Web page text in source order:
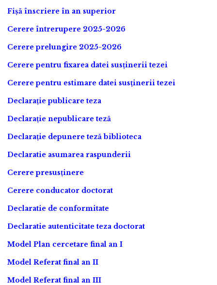
Fișă înscriere în an superior
Cerere întrerupere 2025-2026
Cerere prelungire 2025-2026
Cerere pentru fixarea datei susținerii tezei
Cerere pentru estimare datei susținerii tezei
Declarație publicare teza
Declarație nepublicare teză
Declarație depunere teză biblioteca
Declaratie asumarea raspunderii
Cerere presusținere
Cerere conducator doctorat
Declaratie de conformitate
Declaratie autenticitate teza doctorat
Model Plan cercetare final an I
Model Referat final an II
Model Referat final an III